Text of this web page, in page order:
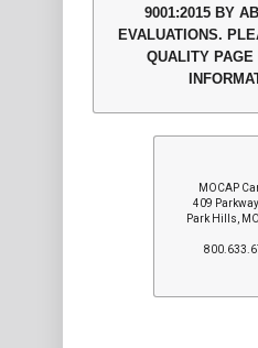
9001:2015 BY
EVALUATIONS.
QUALITY PAGE
MOCAP
409
Park Hills,